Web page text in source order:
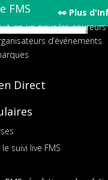
👀 Plus
FMS
en-un pour les coureurs
d’événements
Direct
suivi live FMS